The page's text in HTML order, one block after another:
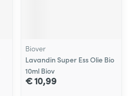
Biover
Lavandin Super Ess Olie Bio
10ml Biov
€ 10,99